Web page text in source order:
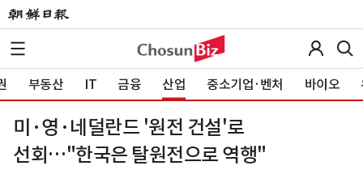
부동산 IT 금융 산업 중소기업·벤처 바이오
미·영·네덜란드 '원전 건설'로
선회…"한국은 탈원전으로 역행"